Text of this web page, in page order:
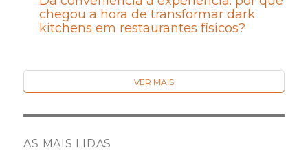
chegou a hora de transformar dark
kitchens em restaurantes físicos?
VER MAIS
AS MAIS LIDAS